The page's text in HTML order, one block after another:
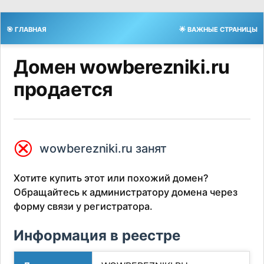
🎯 ГЛАВНАЯ 🌟 ВАЖНЫЕ СТРАНИЦЫ
Домен wowberezniki.ru
продается
⮿ wowberezniki.ru занят
Хотите купить этот или похожий домен?
Обращайтесь к администратору домена через
форму связи у регистратора.
Информация в реестре